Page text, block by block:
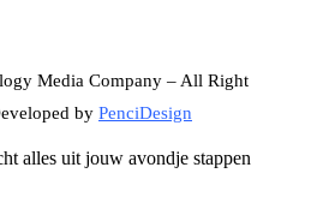
Media Company – All Right
by PenciDesign
alles uit jouw avondje stappen